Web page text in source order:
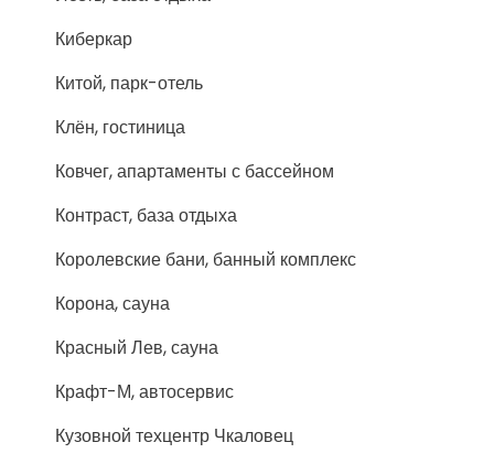
Киберкар
Китой, парк-отель
Клён, гостиница
Ковчег, апартаменты с бассейном
Контраст, база отдыха
Королевские бани, банный комплекс
Корона, сауна
Красный Лев, сауна
Крафт-М, автосервис
Кузовной техцентр Чкаловец